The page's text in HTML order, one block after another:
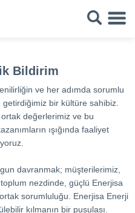
Bildirim
ve her adımda sorumlu
bir kültüre sahibiz.
değerlerimiz ve bu
ışığında faaliyet
davranmak; müşterilerimiz,
toplum nezdinde, güçlü Enerjisa
sorumluluğu. Enerjisa Enerji
kılmanın bir pusulası.